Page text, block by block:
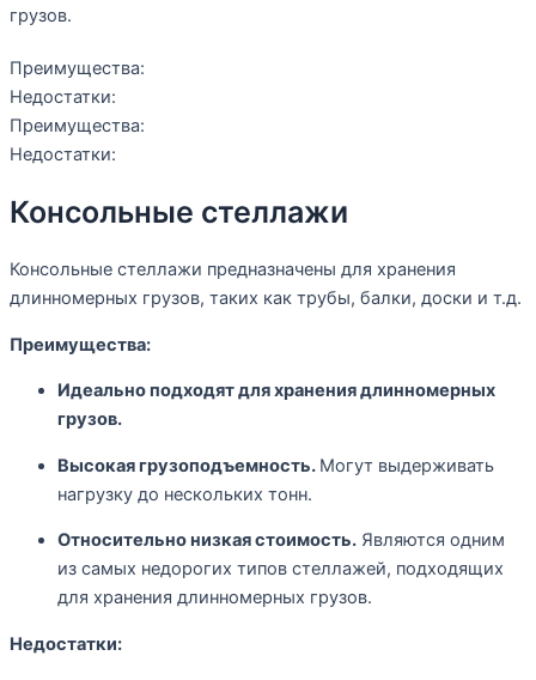
грузов.
Преимущества:
Недостатки:
Преимущества:
Недостатки:
Консольные стеллажи
Консольные стеллажи предназначены для хранения
длинномерных грузов, таких как трубы, балки, доски и т.д.
Преимущества:
Идеально подходят для хранения длинномерных
грузов.
Высокая грузоподъемность. Могут выдерживать
нагрузку до нескольких тонн.
Относительно низкая стоимость. Являются одним
из самых недорогих типов стеллажей, подходящих
для хранения длинномерных грузов.
Недостатки: